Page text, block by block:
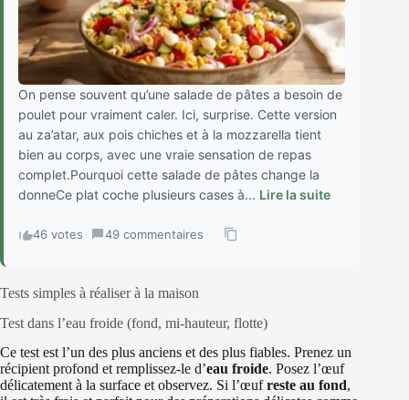
On pense souvent qu’une salade de pâtes a besoin de
poulet pour vraiment caler. Ici, surprise. Cette version
au za’atar, aux pois chiches et à la mozzarella tient
bien au corps, avec une vraie sensation de repas
complet.Pourquoi cette salade de pâtes change la
donneCe plat coche plusieurs cases à... Lire la suite
46 votes · 49 commentaires ·
Tests simples à réaliser à la maison
Test dans l’eau froide (fond, mi‑hauteur, flotte)
Ce test est l’un des plus anciens et des plus fiables. Prenez un
récipient profond et remplissez-le d’eau froide. Posez l’œuf
délicatement à la surface et observez. Si l’œufreste au fond,